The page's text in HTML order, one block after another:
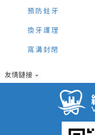
預防蛀牙
換牙護理
窩溝封閉
友情鏈接